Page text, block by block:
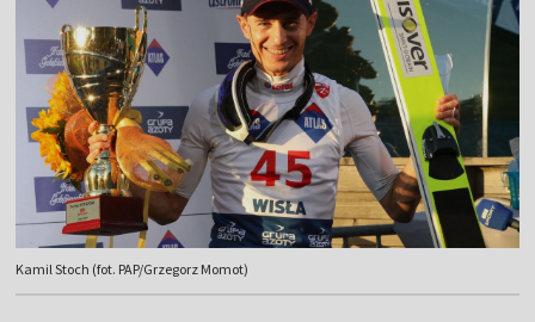
Kamil Stoch (fot. PAP/Grzegorz Momot)